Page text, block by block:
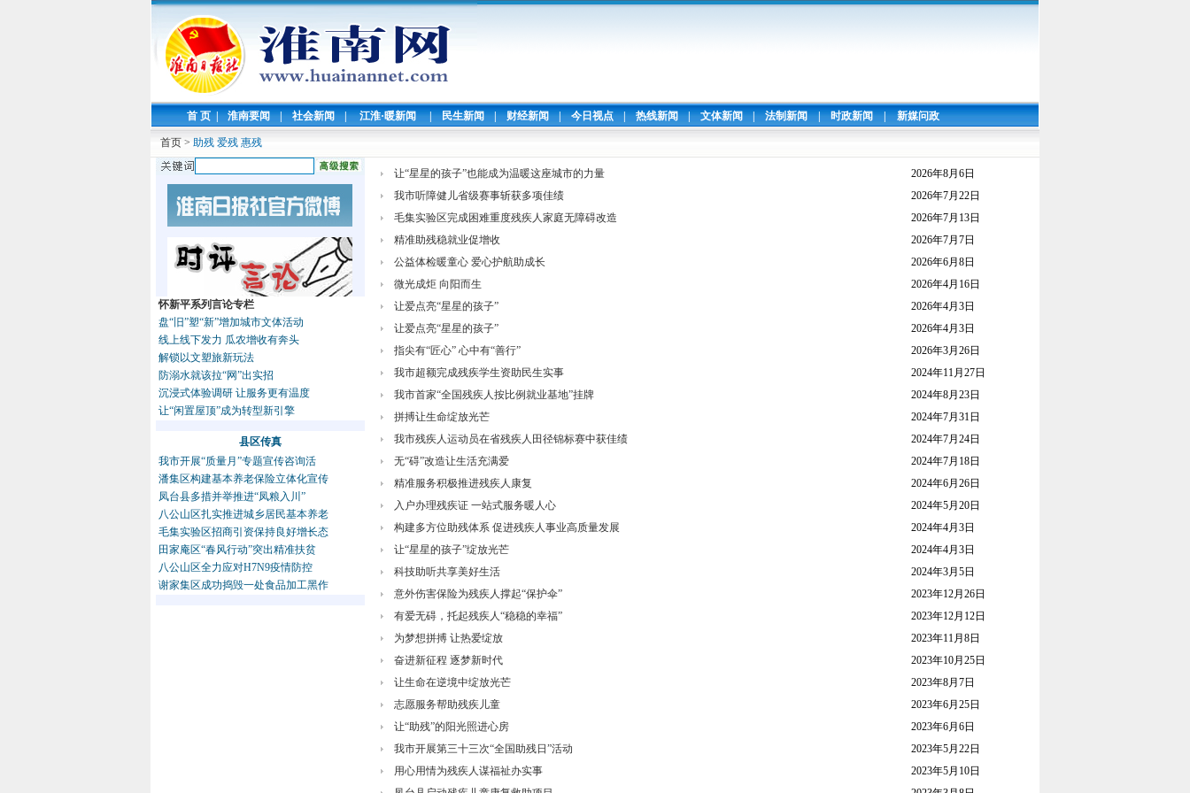
首 页 | 淮南要闻 | 社会新闻 | 江淮·暖新闻 | 民生新闻 | 财经新闻 | 今日视点 | 热线新闻 | 文体新闻 | 法制新闻 | 时政新闻 | 新媒问政
首页 > 助残 爱残 惠残
怀新平系列言论专栏
盘“旧”塑“新”增加城市文体活动
线上线下发力 瓜农增收有奔头
解锁以文塑旅新玩法
防溺水就该拉“网”出实招
沉浸式体验调研 让服务更有温度
让“闲置屋顶”成为转型新引擎
县区传真
我市开展“质量月”专题宣传咨询活
潘集区构建基本养老保险立体化宣传
凤台县多措并举推进“凤粮入川”
八公山区扎实推进城乡居民基本养老
毛集实验区招商引资保持良好增长态
田家庵区“春风行动”突出精准扶贫
八公山区全力应对H7N9疫情防控
谢家集区成功捣毁一处食品加工黑作
让“星星的孩子”也能成为温暖这座城市的力量
2026年8月6日
我市听障健儿省级赛事斩获多项佳绩
2026年7月22日
毛集实验区完成困难重度残疾人家庭无障碍改造
2026年7月13日
精准助残稳就业促增收
2026年7月7日
公益体检暖童心 爱心护航助成长
2026年6月8日
微光成炬 向阳而生
2026年4月16日
让爱点亮“星星的孩子”
2026年4月3日
让爱点亮“星星的孩子”
2026年4月3日
指尖有“匠心” 心中有“善行”
2026年3月26日
我市超额完成残疾学生资助民生实事
2024年11月27日
我市首家“全国残疾人按比例就业基地”挂牌
2024年8月23日
拼搏让生命绽放光芒
2024年7月31日
我市残疾人运动员在省残疾人田径锦标赛中获佳绩
2024年7月24日
无“碍”改造让生活充满爱
2024年7月18日
精准服务积极推进残疾人康复
2024年6月26日
入户办理残疾证 一站式服务暖人心
2024年5月20日
构建多方位助残体系 促进残疾人事业高质量发展
2024年4月3日
让“星星的孩子”绽放光芒
2024年4月3日
科技助听共享美好生活
2024年3月5日
意外伤害保险为残疾人撑起“保护伞”
2023年12月26日
有爱无碍，托起残疾人“稳稳的幸福”
2023年12月12日
为梦想拼搏 让热爱绽放
2023年11月8日
奋进新征程 逐梦新时代
2023年10月25日
让生命在逆境中绽放光芒
2023年8月7日
志愿服务帮助残疾儿童
2023年6月25日
让“助残”的阳光照进心房
2023年6月6日
我市开展第三十三次“全国助残日”活动
2023年5月22日
用心用情为残疾人谋福祉办实事
2023年5月10日